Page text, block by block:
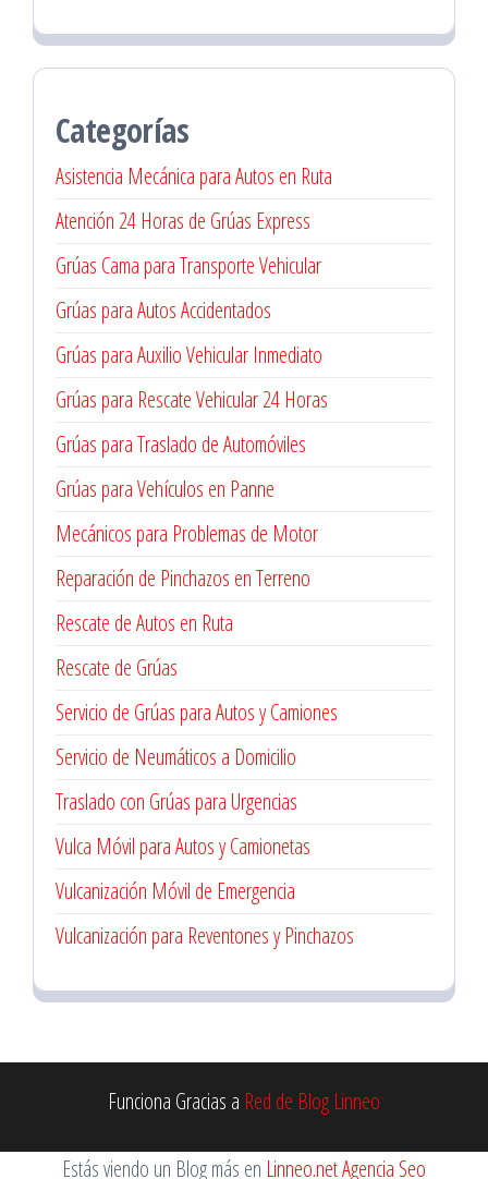
Categorías
Asistencia Mecánica para Autos en Ruta
Atención 24 Horas de Grúas Express
Grúas Cama para Transporte Vehicular
Grúas para Autos Accidentados
Grúas para Auxilio Vehicular Inmediato
Grúas para Rescate Vehicular 24 Horas
Grúas para Traslado de Automóviles
Grúas para Vehículos en Panne
Mecánicos para Problemas de Motor
Reparación de Pinchazos en Terreno
Rescate de Autos en Ruta
Rescate de Grúas
Servicio de Grúas para Autos y Camiones
Servicio de Neumáticos a Domicilio
Traslado con Grúas para Urgencias
Vulca Móvil para Autos y Camionetas
Vulcanización Móvil de Emergencia
Vulcanización para Reventones y Pinchazos
Funciona Gracias a Red de Blog Linneo
Estás viendo un Blog más en Linneo.net Agencia Seo